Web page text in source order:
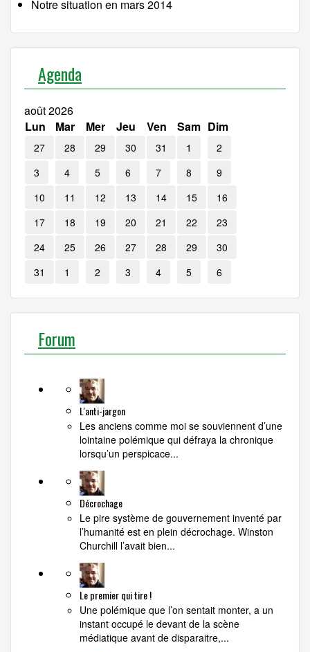
Notre situation en mars 2014
Agenda
août 2026
Lun
Mar Mer Jeu Ven Sam Dim
27 28 29 30 31 1
2
3
4 5 6 7 8
9
10
11 12 13 14 15
16
17
18 19 20 21 22
23
24
25 26 27 28 29
30
31
1 2 3 4 5 6
Forum
L'anti-jargon
Les anciens comme moi se souviennent d’une
lointaine polémique qui défraya la chronique
lorsqu’un perspicace...
Décrochage
Le pire système de gouvernement inventé par
l’humanité est en plein décrochage. Winston
Churchill l’avait bien...
Le premier qui tire !
Une polémique que l’on sentait monter, a un
instant occupé le devant de la scène
médiatique avant de disparaitre,...